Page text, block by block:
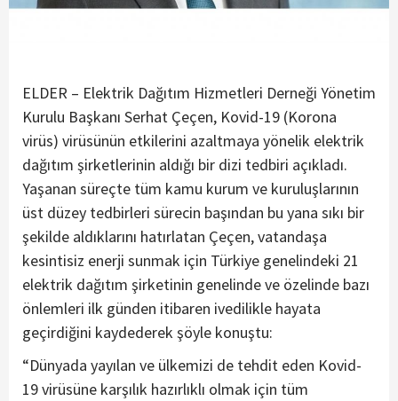
ELDER – Elektrik Dağıtım Hizmetleri Derneği Yönetim
Kurulu Başkanı Serhat Çeçen, Kovid-19 (Korona
virüs) virüsünün etkilerini azaltmaya yönelik elektrik
dağıtım şirketlerinin aldığı bir dizi tedbiri açıkladı.
Yaşanan süreçte tüm kamu kurum ve kuruluşlarının
üst düzey tedbirleri sürecin başından bu yana sıkı bir
şekilde aldıklarını hatırlatan Çeçen, vatandaşa
kesintisiz enerji sunmak için Türkiye genelindeki 21
elektrik dağıtım şirketinin genelinde ve özelinde bazı
önlemleri ilk günden itibaren ivedilikle hayata
geçirdiğini kaydederek şöyle konuştu:
“Dünyada yayılan ve ülkemizi de tehdit eden Kovid-
19 virüsüne karşılık hazırlıklı olmak için tüm